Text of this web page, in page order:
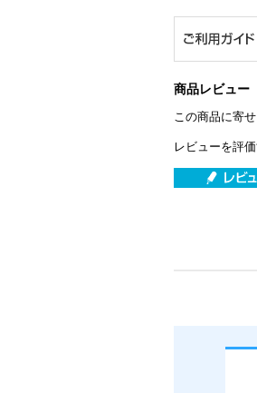
商品レビュー
この商品に寄
レビューを評